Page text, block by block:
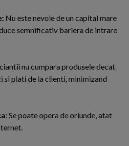
Nu este nevoie de un capital mare
semnificativ bariera de intrare
nu cumpara produsele decat
si plati de la clienti, minimizand
: Se poate opera de oriunde, atat